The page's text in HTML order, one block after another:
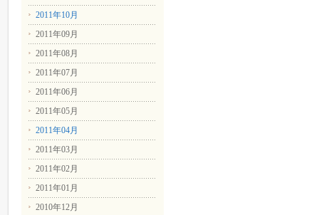
2011年10月
2011年09月
2011年08月
2011年07月
2011年06月
2011年05月
2011年04月
2011年03月
2011年02月
2011年01月
2010年12月